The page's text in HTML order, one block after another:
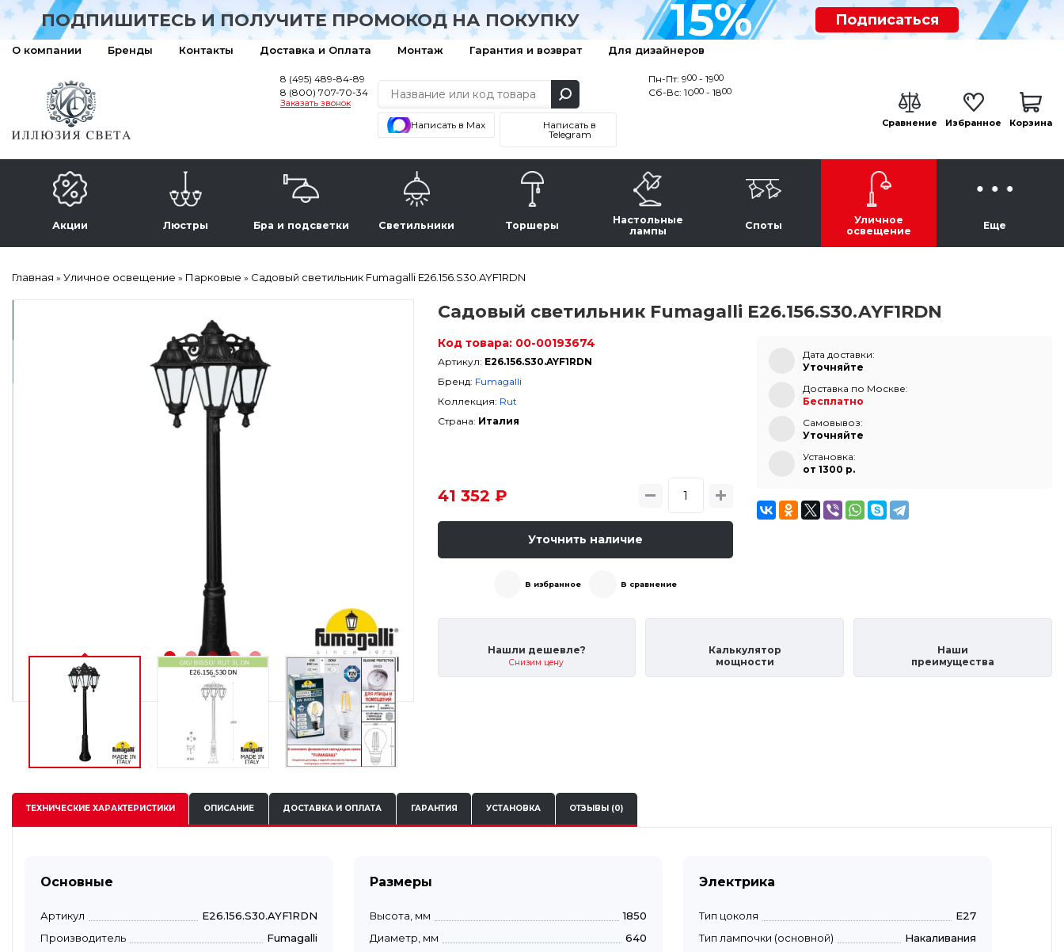
ПОДПИШИТЕСЬ И ПОЛУЧИТЕ ПРОМОКОД НА ПОКУПКУ 15% Подписаться
О компании Бренды Контакты Доставка и Оплата Монтаж Гарантия и возврат Для дизайнеров
8 (495) 489-84-89
8 (800) 707-70-34
Заказать звонок
Написать в Max
Написать в
Telegram
Пн-Пт: 900 - 1900
Сб-Вс: 1000 - 1800
Сравнение Избранное Корзина
Акции Люстры Бра и подсветки Светильники Торшеры
Настольные
лампы
Споты
Уличное
освещение
Еще
Главная » Уличное освещение » Парковые » Садовый светильник Fumagalli E26.156.S30.AYF1RDN
Садовый светильник Fumagalli E26.156.S30.AYF1RDN
Код товара: 00-00193674
Артикул: E26.156.S30.AYF1RDN
Бренд: Fumagalli
Коллекция: Rut
Страна: Италия
41 352 ₽
Уточнить наличие
В избранное В сравнение
Дата доставки:
Уточняйте
Доставка по Москве:
Бесплатно
Самовывоз:
Уточняйте
Установка:
от 1300 p.
Нашли дешевле?
Снизим цену
Калькулятор
мощности
Наши
преимущества
ТЕХНИЧЕСКИЕХАРАКТЕРИСТИКИ ОПИСАНИЕ ДОСТАВКА И ОПЛАТА ГАРАНТИЯ УСТАНОВКА ОТЗЫВЫ (0)
Основные
Артикул
E26.156.S30.AYF1RDN
Производитель
Fumagalli
Размеры
Высота, мм
1850
Диаметр, мм
640
Электрика
Тип цоколя
E27
Тип лампочки (основной)
Накаливания